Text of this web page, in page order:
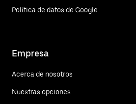
Política de datos de Google
Empresa
Acerca de nosotros
Nuestras opciones